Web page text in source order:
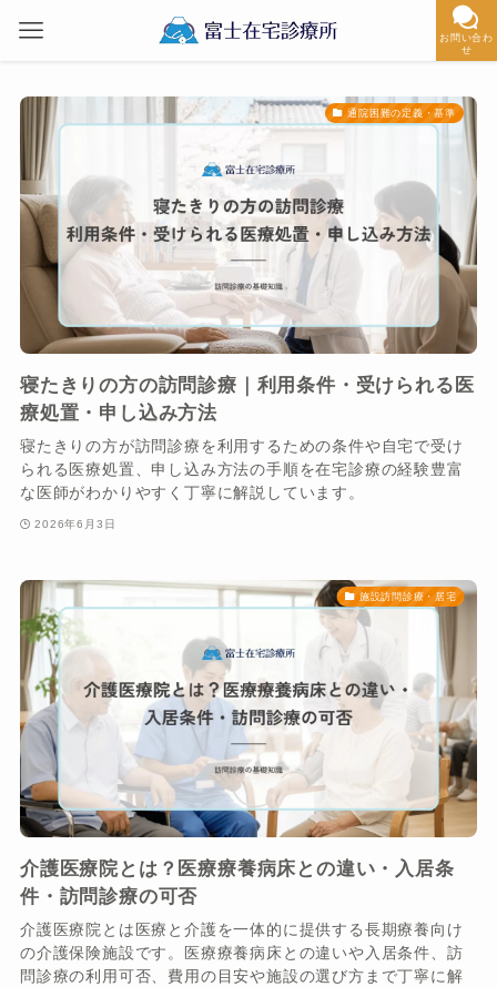
お問い合わ
せ
通院困難の定義・基準
寝たきりの方の訪問診療｜利用条件・受けられる医
療処置・申し込み方法
寝たきりの方が訪問診療を利用するための条件や自宅で受け
られる医療処置、申し込み方法の手順を在宅診療の経験豊富
な医師がわかりやすく丁寧に解説しています。
2026年6月3日
施設訪問診療・居宅
介護医療院とは？医療療養病床との違い・入居条
件・訪問診療の可否
介護医療院とは医療と介護を一体的に提供する長期療養向け
の介護保険施設です。医療療養病床との違いや入居条件、訪
問診療の利用可否、費用の目安や施設の選び方まで丁寧に解